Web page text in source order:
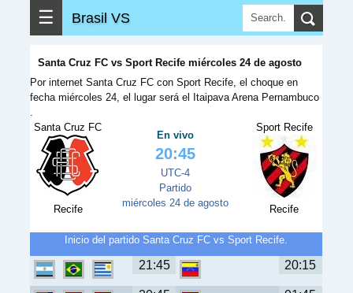
☰ Brasil VS
Santa Cruz FC vs Sport Recife miércoles 24 de agosto
Por internet Santa Cruz FC con Sport Recife, el choque en
fecha miércoles 24, el lugar será el Itaipava Arena Pernambuco
.
Santa Cruz FC
Recife
En vivo
20:45
UTC-4
Partido
miércoles 24 de agosto
Sport Recife
Recife
Inicio del partido Santa Cruz FC vs Sport Recife.
21:45 20:15